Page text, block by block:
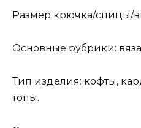
Размер крючка/спицы/
Основные рубрики:
Тип изделия: кофты,
топы.